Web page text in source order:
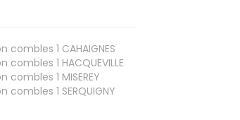
combles 1 CAHAIGNES
combles 1 HACQUEVILLE
combles 1 MISEREY
combles 1 SERQUIGNY